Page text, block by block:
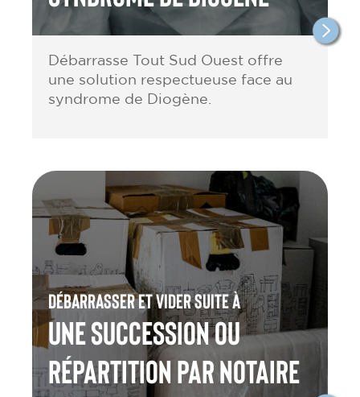
Débarrasse Tout Sud Ouest offre
une solution respectueuse face au
syndrome de Diogène.
Débarrasser et vider suite à
une Succession ou
répartition par notaire